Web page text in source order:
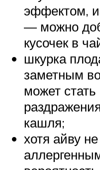
эффектом,
— можно
кусочек в
шкурка
заметным
может
кашля;
хотя айву